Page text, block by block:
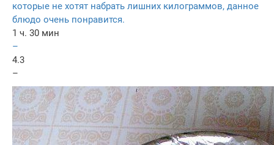
которые не хотят набрать лишних килограммов, данное
блюдо очень понравится.
1 ч. 30 мин
–
4.3
–